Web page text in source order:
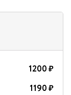
1200₽
1190₽